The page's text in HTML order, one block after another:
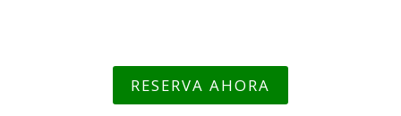
RESERVA AHORA